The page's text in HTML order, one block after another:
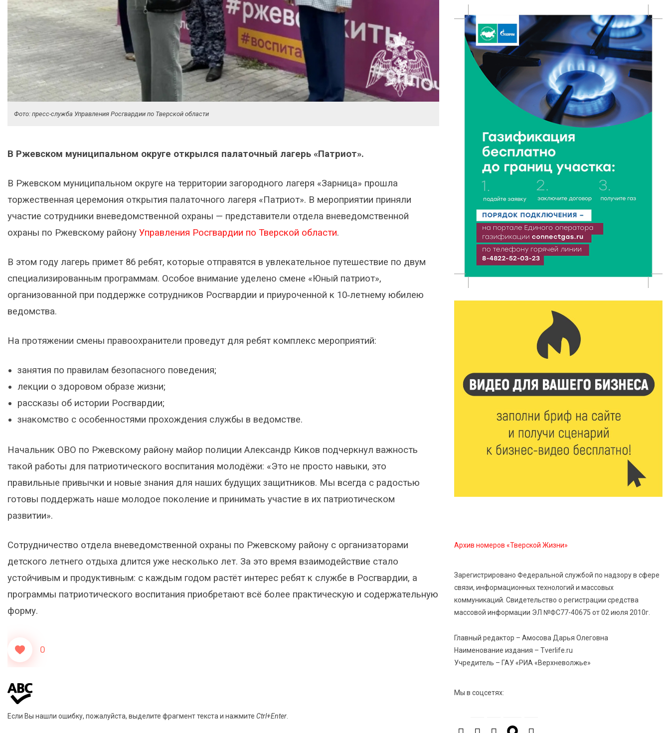
Фото: пресс-служба Управления Росгвардии по Тверской области
В Ржевском муниципальном округе открылся палаточный лагерь «Патриот».
В Ржевском муниципальном округе на территории загородного лагеря «Зарница» прошла
торжественная церемония открытия палаточного лагеря «Патриот». В мероприятии приняли
участие сотрудники вневедомственной охраны — представители отдела вневедомственной
охраны по Ржевскому району Управления Росгвардии по Тверской области.
В этом году лагерь примет 86 ребят, которые отправятся в увлекательное путешествие по двум
специализированным программам. Особое внимание уделено смене «Юный патриот»,
организованной при поддержке сотрудников Росгвардии и приуроченной к 10‑летнему юбилею
ведомства.
На протяжении смены правоохранители проведут для ребят комплекс мероприятий:
занятия по правилам безопасного поведения;
лекции о здоровом образе жизни;
рассказы об истории Росгвардии;
знакомство с особенностями прохождения службы в ведомстве.
Начальник ОВО по Ржевскому району майор полиции Александр Киков подчеркнул важность
такой работы для патриотического воспитания молодёжи: «Это не просто навыки, это
правильные привычки и новые знания для наших будущих защитников. Мы всегда с радостью
готовы поддержать наше молодое поколение и принимать участие в их патриотическом
развитии».
Сотрудничество отдела вневедомственной охраны по Ржевскому району с организаторами
детского летнего отдыха длится уже несколько лет. За это время взаимодействие стало
устойчивым и продуктивным: с каждым годом растёт интерес ребят к службе в Росгвардии, а
программы патриотического воспитания приобретают всё более практическую и содержательную
форму.
0
Если Вы нашли ошибку, пожалуйста, выделите фрагмент текста и нажмите Ctrl+Enter.
фестиваль
5 Авг 2026 18:42 177
Виталий Королев: 58 пространств благоустроят в
Верхневолжье
5 Авг 2026 18:07 298
От Святого Августина до кислотных рейвов:
необычная лекция об истории танцевальной
музыки
Завершается обустройство трассы
Витязи — Духовщина — Белый — Нелидово в
Тверской области
5 Авг 2026 16:32 337
«Зарядка со стражем порядка»: как в Нелидово
приобщают детей к здоровому образу жизни
446
Виталий Королев дал старт новым туристическим
5 Авг 2026 15:32 322
физкультурника масштабной Спартакиадой
253
Около 2300 учащихся школ и колледжей прошли
5 Авг 2026 14:44 235
5 Авг 2026 14:32 346
Топ-4 направлений: какие специальности стали
самыми популярными у абитуриентов в 2026 году
5 Авг 2026 14:02 1086
В Введенской церкви Торжка завершился важный
этап реставрации
5 Авг 2026 13:32
Архив номеров «Тверской Жизни»
Зарегистрировано Федеральной службой по надзору в сфере
связи, информационных технологий и массовых
коммуникаций. Свидетельство о регистрации средства
массовой информации ЭЛ №ФС77-40675 от 02 июля 2010г.
Главный редактор – Амосова Дарья Олеговна
Наименование издания – Tverlife.ru
Учредитель – ГАУ «РИА «Верхневолжье»
Мы в соцсетях: